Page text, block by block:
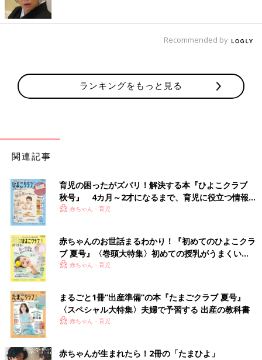
Recommended by
ランキングをもっと見る
関連記事
育児の困ったがズバリ！解決する本『ひよこクラブ
秋号』 4カ月～2才になるまで、育児に役立つ情報が
いっぱい！
赤ちゃん・育児
赤ちゃんのお世話まるわかり！『初めてのひよこクラ
ブ 夏号』〈巻頭大特集〉初めての授乳がうまくい
く！ おっぱい・ミルクの基本と夏のトラブル 解決テ
赤ちゃん・育児
まるごと1冊“出産準備”の本『たまごクラブ 夏号』
〈スペシャル大特集〉夫婦で予習する 出産の教科書
赤ちゃん・育児
赤ちゃんが生まれたら！2冊の「たまひよ」